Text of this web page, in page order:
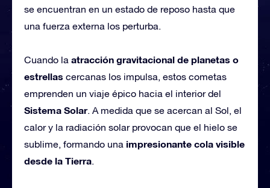
se encuentran en un estado de reposo hasta que
una fuerza externa los perturba.
Cuando la atracción gravitacional de planetas o
estrellas cercanas los impulsa, estos cometas
emprenden un viaje épico hacia el interior del
Sistema Solar. A medida que se acercan al Sol, el
calor y la radiación solar provocan que el hielo se
sublime, formando una impresionante cola visible
desde la Tierra.